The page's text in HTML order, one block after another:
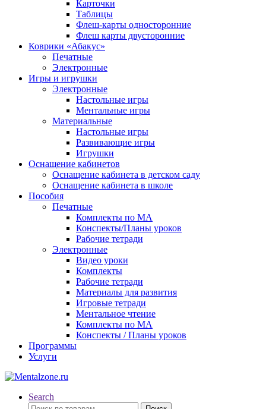
Карточки
Таблицы
Флеш-карты односторонние
Флеш карты двусторонние
Коврики «Абакус»
Печатные
Электронные
Игры и игрушки
Электронные
Настольные игры
Ментальные игры
Материальные
Настольные игры
Развивающие игры
Игрушки
Оснащение кабинетов
Оснащение кабинета в детском саду
Оснащение кабинета в школе
Пособия
Печатные
Комплекты по МА
Конспекты/Планы уроков
Рабочие тетради
Электронные
Видео уроки
Комплекты
Рабочие тетради
Материалы для развития
Игровые тетради
Ментальное чтение
Комплекты по МА
Конспекты / Планы уроков
Программы
Услуги
Search
Искать: